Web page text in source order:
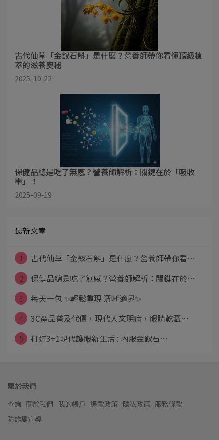
古代仙草「金釵石斛」是什麼？營養師帶你看懂頂級植
萃的滋養奧秘
2025-10-22
保健品總是吃了無感？營養師解析：關鍵在於「吸收
率」！
2025-09-19
最新文章
1
古代仙草「金釵石斛」是什麼？營養師帶你看⋯
2
保健品總是吃了無感？營養師解析：關鍵在於⋯
3
每天一包 ✨輕鬆重現 清晰適界✨
4
3C產品普及代價，現代人文明病，眼睛乾澀⋯
5
打造3+1現代護眼新生活 : 內服金釵石⋯
關於我們
查詢 關於我們 我的帳戶 退款政策 隱私政策 服務條款
防詐騙宣導